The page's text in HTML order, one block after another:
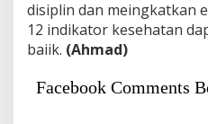
disiplin dan meingkatkan
12 indikator kesehatan
baiik. (Ahmad)
Facebook Comments